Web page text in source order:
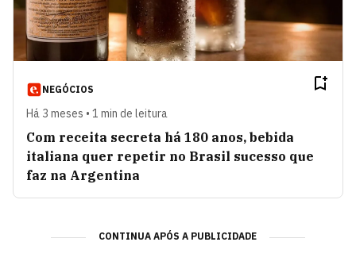
NEGÓCIOS
Há 3 meses • 1 min de leitura
Com receita secreta há 180 anos, bebida
italiana quer repetir no Brasil sucesso que
faz na Argentina
CONTINUA APÓS A PUBLICIDADE